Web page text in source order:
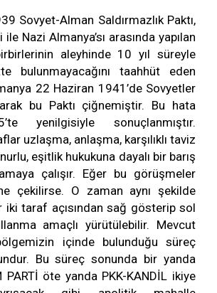
Sovyet-Alman Saldırmazlık Paktı,
Nazi Almanya’sı arasında yapılan
aleyhinde 10 yıl süreyle
bulunmayacağını taahhüt eden
22 Haziran 1941’de Sovyetler
bu Paktı çiğnemiştir. Bu hata
yenilgisiyle sonuçlanmıştır.
uzlaşma, anlaşma, karşılıklı taviz
eşitlik hukukuna dayalı bir barış
çalışır. Eğer bu görüşmeler
çekilirse. O zaman aynı şekilde
iki taraf açısından sağ gösterip sol
amaçlı yürütülebilir. Mevcut
içinde bulunduğu süreç
Bu süreç sonunda bir yanda
PARTİ öte yanda PKK-KANDİL ikiye